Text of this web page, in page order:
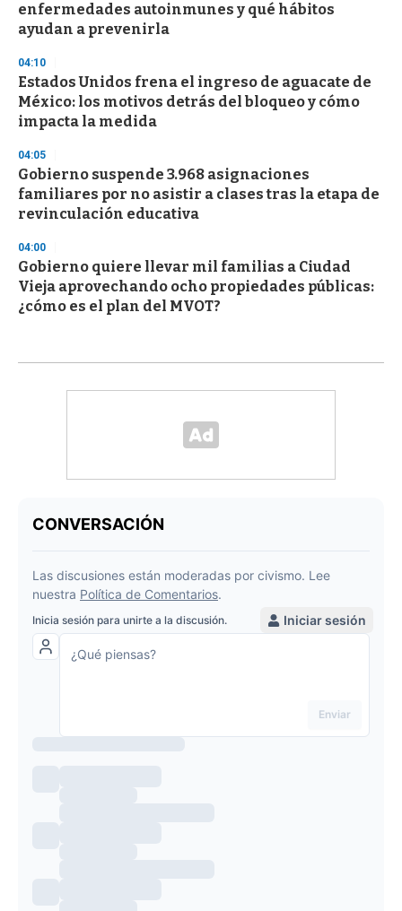
enfermedades autoinmunes y qué hábitos
ayudan a prevenirla
04:10
Estados Unidos frena el ingreso de aguacate de
México: los motivos detrás del bloqueo y cómo
impacta la medida
04:05
Gobierno suspende 3.968 asignaciones
familiares por no asistir a clases tras la etapa de
revinculación educativa
04:00
Gobierno quiere llevar mil familias a Ciudad
Vieja aprovechando ocho propiedades públicas:
¿cómo es el plan del MVOT?